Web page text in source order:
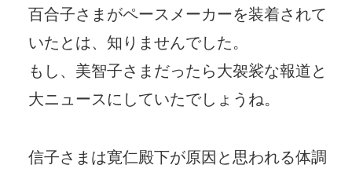
百合子さまがペースメーカーを装着されて
いたとは、知りませんでした。
もし、美智子さまだったら大袈裟な報道と
大ニュースにしていたでしょうね。
信子さまは寛仁殿下が原因と思われる体調